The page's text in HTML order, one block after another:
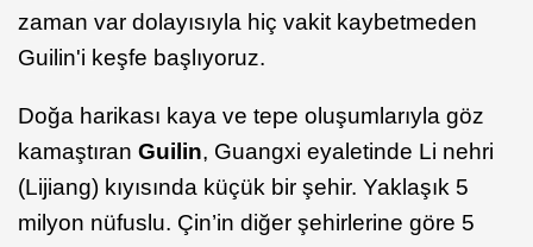
zaman var dolayısıyla hiç vakit kaybetmeden
Guilin'i keşfe başlıyoruz.
Doğa harikası kaya ve tepe oluşumlarıyla göz
kamaştıran Guilin, Guangxi eyaletinde Li nehri
(Lijiang) kıyısında küçük bir şehir. Yaklaşık 5
milyon nüfuslu. Çin’in diğer şehirlerine göre 5